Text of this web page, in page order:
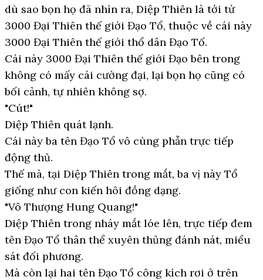
dù sao bọn họ đã nhìn ra, Diệp Thiên là tới từ
3000 Đại Thiên thế giới Đạo Tổ, thuộc về cái này
3000 Đại Thiên thế giới thổ dân Đạo Tố.
Cái này 3000 Đại Thiên thế giới Đạo bên trong
không có mấy cái cường đại, lại bọn họ cũng có
bối cảnh, tự nhiên không sợ.
"Cút!"
Diệp Thiên quát lạnh.
Cái này ba tên Đạo Tổ vô cùng phẫn trực tiếp
động thủ.
Thế mà, tại Diệp Thiên trong mắt, ba vị này Tổ
giống như con kiến hôi đồng dạng.
"Vô Thượng Hung Quang!"
Diệp Thiên trong nháy mắt lóe lên, trực tiếp đem
tên Đạo Tổ thân thể xuyên thủng đánh nát, miểu
sát đối phương.
Mà còn lại hai tên Đạo Tổ công kích rơi ở trên